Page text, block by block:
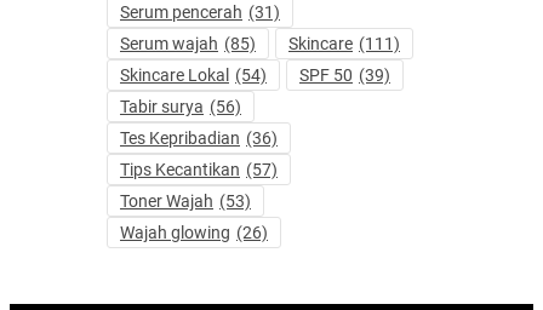
Serum pencerah (31)
Serum wajah (85) Skincare (111)
Skincare Lokal
(54) SPF 50 (39)
Tabir surya (56)
Tes Kepribadian (36)
Tips Kecantikan (57)
Toner Wajah (53)
Wajah glowing (26)